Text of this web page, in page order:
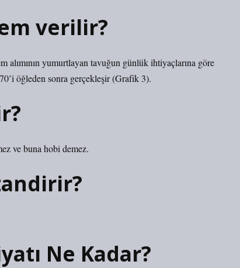
verilir?
alımının yumurtlayan tavuğun günlük ihtiyaçlarına göre
öğleden sonra gerçekleşir (Grafik 3).
ve buna hobi demez.
Ne Kadar?